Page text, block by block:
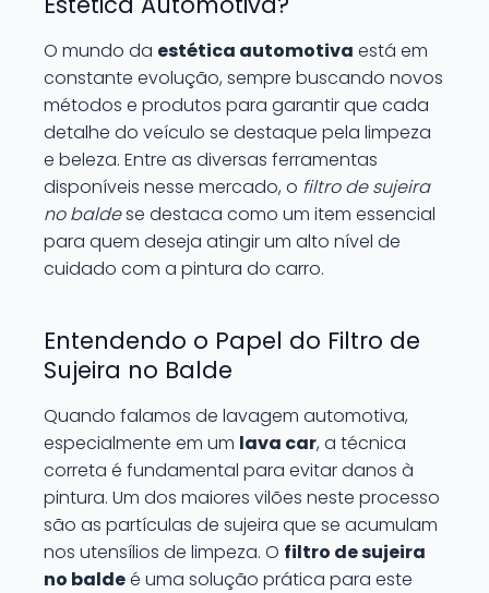
O mundo da estética automotiva está em
constante evolução, sempre buscando novos
métodos e produtos para garantir que cada
detalhe do veículo se destaque pela limpeza
e beleza. Entre as diversas ferramentas
disponíveis nesse mercado, o filtro de sujeira
no baldese destaca como um item essencial
para quem deseja atingir um alto nível de
cuidado com a pintura do carro.
Entendendo o Papel do Filtro de
Sujeira no Balde
Quando falamos de lavagem automotiva,
especialmente em um lava car, a técnica
correta é fundamental para evitar danos à
pintura. Um dos maiores vilões neste processo
são as partículas de sujeira que se acumulam
nos utensílios de limpeza. O filtro de sujeira
no baldeé uma solução prática para este